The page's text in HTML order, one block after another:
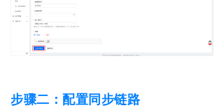
步骤二：配置同步链路